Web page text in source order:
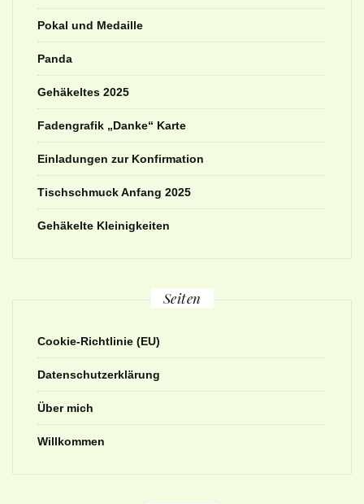
Pokal und Medaille
Panda
Gehäkeltes 2025
Fadengrafik „Danke“ Karte
Einladungen zur Konfirmation
Tischschmuck Anfang 2025
Gehäkelte Kleinigkeiten
Seiten
Cookie-Richtlinie (EU)
Datenschutzerklärung
Über mich
Willkommen